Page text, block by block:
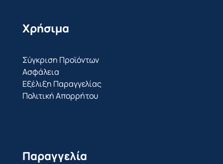
Χρήσιμα
Σύγκριση Προϊόντων
Ασφάλεια
Εξέλιξη Παραγγελίας
Πολιτική Απορρήτου
Παραγγελία